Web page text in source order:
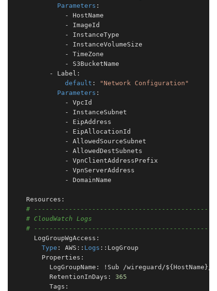
Parameters :
          - HostName
          - ImageId
          - InstanceType
          - InstanceVolumeSize
          - TimeZone
          - S3BucketName
      - Label:
default :
"Network Configuration"
Parameters :
          - VpcId
          - InstanceSubnet
          - EipAddress
          - EipAllocationId
          - AllowedSourceSubnet
          - AllowedDestSubnets
          - VpnClientAddressPrefix
          - VpnServerAddress
          - DomainName
#
# CloudWatch Logs
#
  LogGroupWgAccess:
Type : AWS:: Logs ::LogGroup
    Properties:
LogGroupName: !Sub /wireguard/${HostName}/
      RetentionInDays:
365
      Tags: